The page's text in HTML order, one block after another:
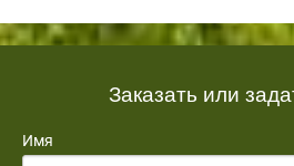
Заказать или
Имя